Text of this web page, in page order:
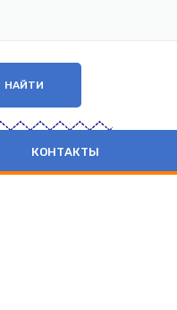
НАЙТИ
КОНТАКТЫ